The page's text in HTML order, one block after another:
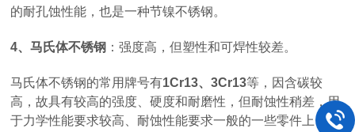
的耐孔蚀性能，也是一种节镍不锈钢。
4、马氏体不锈钢 ：强度高，但塑性和可焊性较差。
马氏体不锈钢的常用牌号有1Cr13、3Cr13等，因含碳较
高，故具有较高的强度、硬度和耐磨性，但耐蚀性稍差，用
于力学性能要求较高、耐蚀性能要求一般的一些零件上，如